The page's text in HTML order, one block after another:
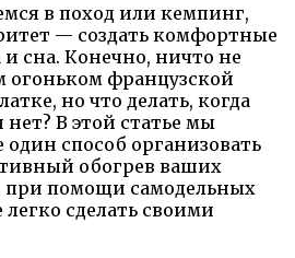
в поход или кемпинг,
— создать комфортные
сна. Конечно, ничто не
огоньком французской
но что делать, когда
В этой статье мы
способ организовать
обогрев ваших
помощи самодельных
сделать своими